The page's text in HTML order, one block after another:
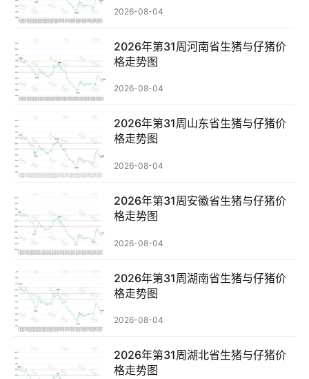
资
讯
新
闻
析
报
告
数
据
图
今
猪
价
2026-08-04
2026年第31周河南省生猪与仔猪价
格走势图
2026-08-04
2026年第31周山东省生猪与仔猪价
格走势图
2026-08-04
2026年第31周安徽省生猪与仔猪价
格走势图
2026-08-04
2026年第31周湖南省生猪与仔猪价
格走势图
2026-08-04
2026年第31周湖北省生猪与仔猪价
格走势图